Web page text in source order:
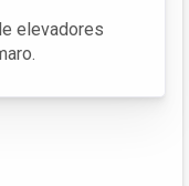
elevadores